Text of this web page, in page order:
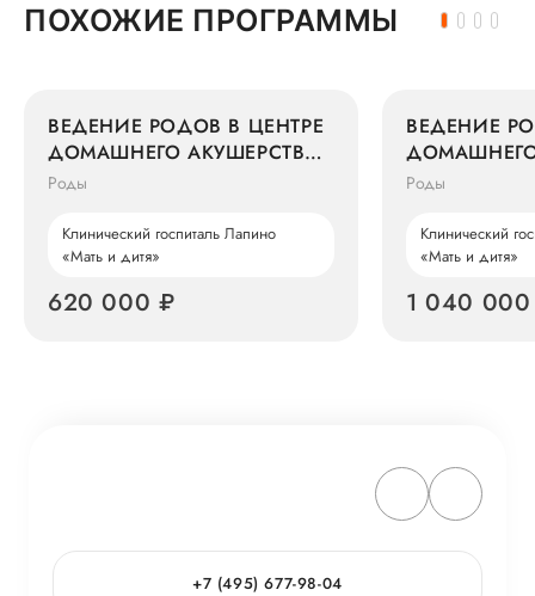
ПОХОЖИЕ ПРОГРАММЫ
ВЕДЕНИЕ РОДОВ В ЦЕНТРЕ
ДОМАШНЕГО АКУШЕРСТВА
ВРАЧОМ ГРУППЫ 1
Роды
Клинический госпиталь Лапино
«Мать и дитя»
620 000 ₽
ВЕДЕНИЕ
ВРАЧОМ
Роды
Клинический
«Мать и дитя»
1 040
+7 (495) 677-98-04